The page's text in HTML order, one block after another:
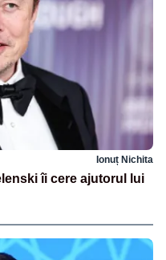
Ionuț Nichita
îi cere ajutorul lui